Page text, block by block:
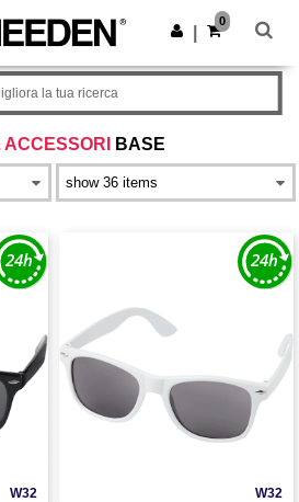
Scarica app
0
BASE
la tua ricerca
W32 W32